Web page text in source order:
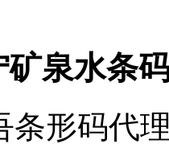
矿泉水条
条形码代